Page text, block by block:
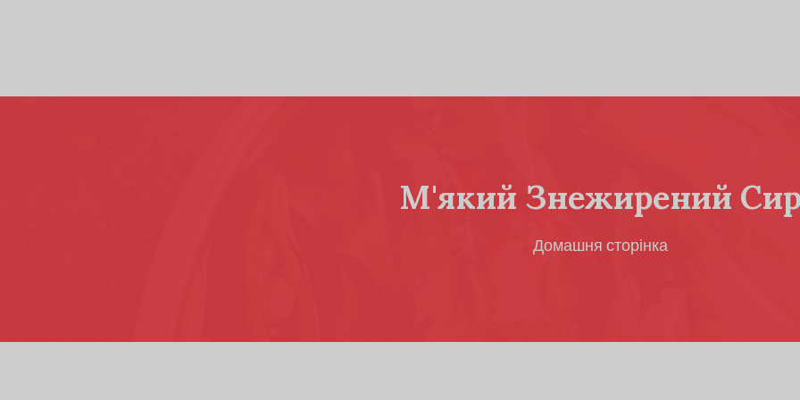
М'який Знежирений
Домашня сторінка